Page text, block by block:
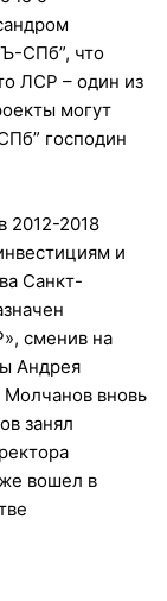
СПб”, что
ЛСР – один из
могут
господин
2012-2018
и
Санкт-
сменив на
Андрея
вновь
занял
вошел в